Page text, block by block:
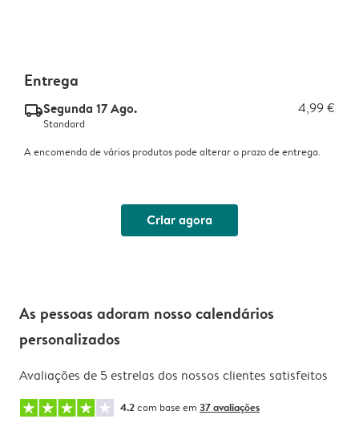
Entrega
delivery_standard_v2Segunda 17 Ago. 4,99 €
Standard
A encomenda de vários produtos pode alterar o prazo de entrega.
Criar agora
As pessoas adoram nosso calendários
personalizados
Avaliações de 5 estrelas dos nossos clientes satisfeitos
4.2com base em 37 avaliações